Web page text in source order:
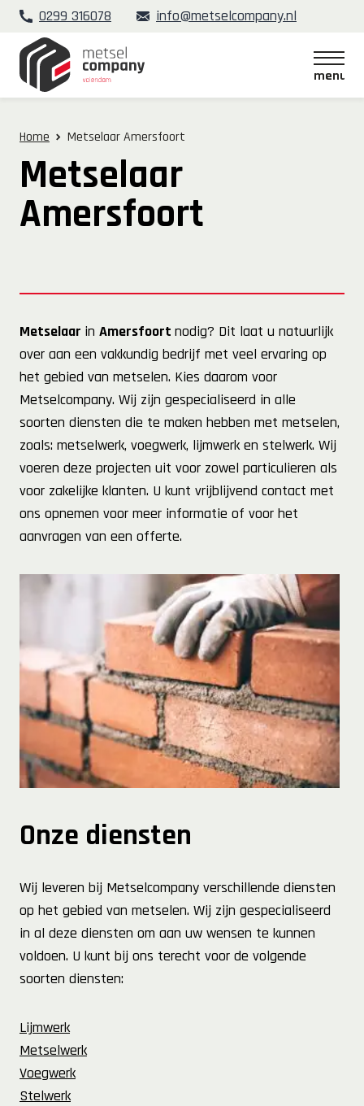
0299 316078 info@metselcompany.nl
menu
Home
Metselaar Amersfoort
Metselaar
Amersfoort
Metselaar in Amersfoort nodig? Dit laat u natuurlijk
over aan een vakkundig bedrijf met veel ervaring op
het gebied van metselen. Kies daarom voor
Metselcompany. Wij zijn gespecialiseerd in alle
soorten diensten die te maken hebben met metselen,
zoals: metselwerk, voegwerk, lijmwerk en stelwerk. Wij
voeren deze projecten uit voor zowel particulieren als
voor zakelijke klanten. U kunt vrijblijvend contact met
ons opnemen voor meer informatie of voor het
aanvragen van een offerte.
Onze diensten
Wij leveren bij Metselcompany verschillende diensten
op het gebied van metselen. Wij zijn gespecialiseerd
in al deze diensten om aan uw wensen te kunnen
voldoen. U kunt bij ons terecht voor de volgende
soorten diensten:
Lijmwerk
Metselwerk
Voegwerk
Stelwerk